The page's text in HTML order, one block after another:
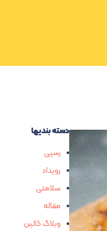
دسته بندیها
رسپی
رویداد
سلامتی
مقاله
وبلاگ کالین